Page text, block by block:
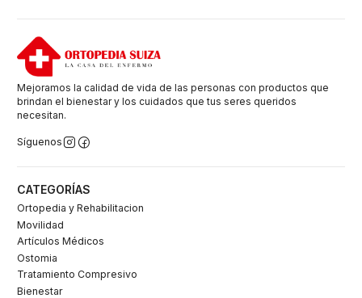
Mejoramos la calidad de vida de las personas con productos que
brindan el bienestar y los cuidados que tus seres queridos
necesitan.
Síguenos
CATEGORÍAS
Ortopedia y Rehabilitacion
Movilidad
Artículos Médicos
Ostomia
Tratamiento Compresivo
Bienestar